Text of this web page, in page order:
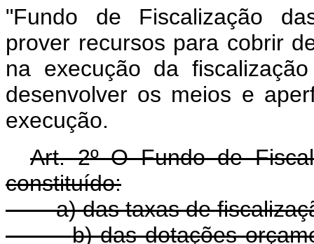
"Fundo de Fiscalização
prover recursos para cobrir
na execução da
desenvolver os meios e
execução.
Art. 2º O Fundo de
constituído:
a) das taxas de
b) das dotações